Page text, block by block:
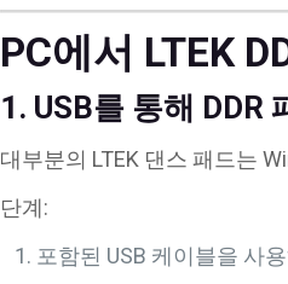
PC에서 LTEK
1. USB를 통해 DDR
대부분의 LTEK 댄스 패드는
단계:
포함된 USB 케이블을 사